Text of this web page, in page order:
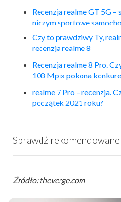
RecenzjarealmeGT 5G –
niczym sportowe
Czy to prawdziwy Ty,
recenzjarealme8
Recenzjarealme8 Pro.
108 Mpix pokona
realme 7 Pro – recenzja.
początek 2021 roku?
Sprawdź
Źródło: theverge.com